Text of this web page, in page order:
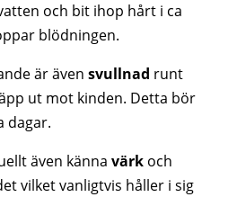
och bit ihop hårt i ca
blödningen.
är även svullnad runt
ut mot kinden. Detta bör
dagar.
även känna värkoch
vilket vanligtvis håller i sig